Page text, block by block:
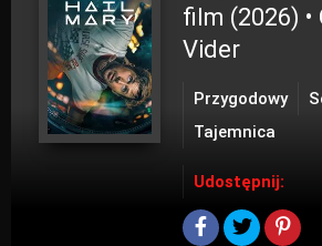
film (2026) •
Vider
Przygodowy
Tajemnica
Udostępnij: